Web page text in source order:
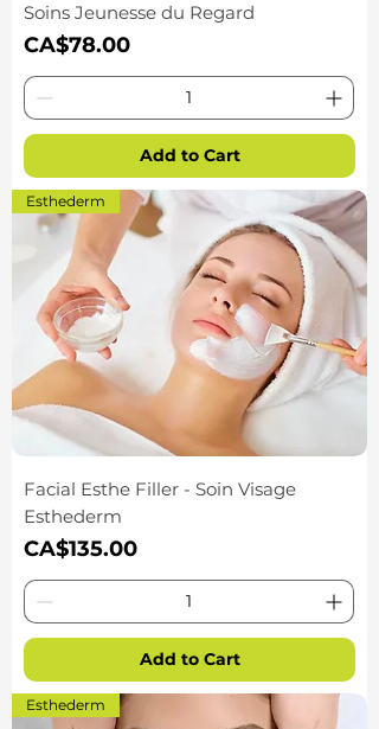
Soins Jeunesse du Regard
Price
CA$78.00
Add to Cart
Esthederm
Facial Esthe Filler - Soin Visage
Esthederm
Price
CA$135.00
Add to Cart
Esthederm